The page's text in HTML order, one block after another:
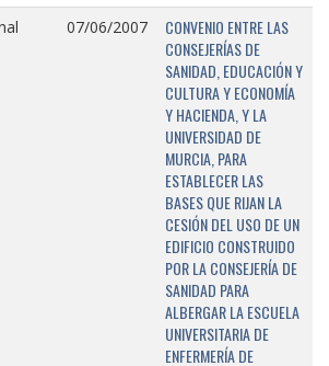
07/06/2007
CONVENIO ENTRE LAS
CONSEJERÍAS DE
SANIDAD, EDUCACIÓN Y
CULTURA Y ECONOMÍA
Y HACIENDA, Y LA
UNIVERSIDAD DE
MURCIA, PARA
ESTABLECER LAS
BASES QUE RIJAN LA
CESIÓN DEL USO DE UN
EDIFICIO CONSTRUIDO
POR LA CONSEJERÍA DE
SANIDAD PARA
ALBERGAR LA ESCUELA
UNIVERSITARIA DE
ENFERMERÍA DE